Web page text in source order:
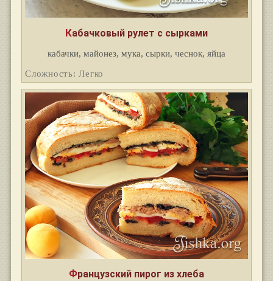
Кабачковый рулет с сырками
кабачки, майонез, мука, сырки, чеснок, яйца
Сложность: Легко
Французский пирог из хлеба